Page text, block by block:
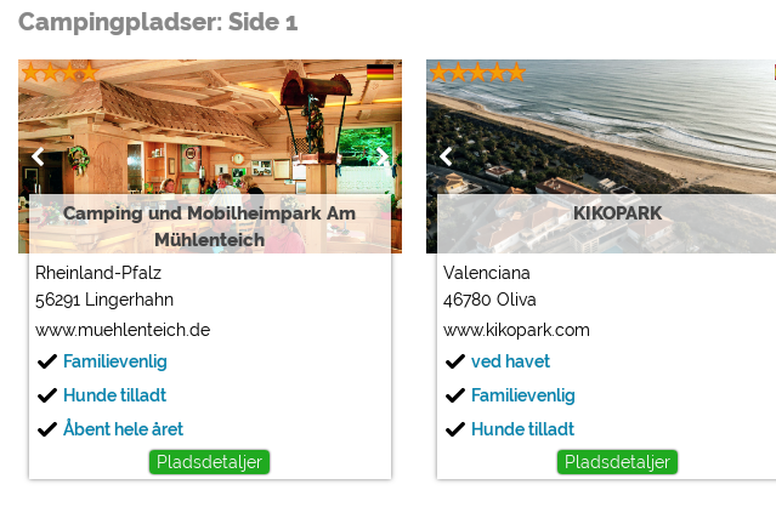
Campingpladser: Side 1
Camping und Mobilheimpark Am
Mühlenteich
Rheinland-Pfalz
56291 Lingerhahn
www.muehlenteich.de
Familievenlig
Hunde tilladt
Åbent hele året
Pladsdetaljer
KIKOPARK
Valenciana
46780 Oliva
www.kikopark.com
ved havet
Familievenlig
Hunde tilladt
Pladsdetaljer